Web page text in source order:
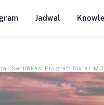
Jadwal
Sertifikasi Program Diklat